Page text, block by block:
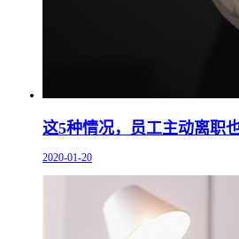
这5种情况，员工主动离职
2020-01-20